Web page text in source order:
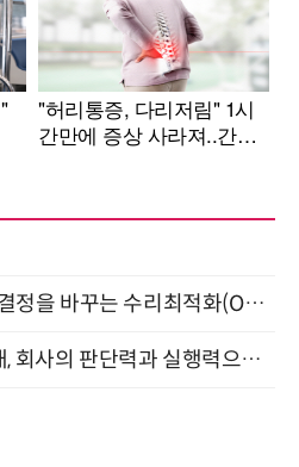
[올쇼TV] AI 시대의 의사결정을 바꾸는 수리최적화(Optimization) 소개 (8/20 생방송)
“문서에 묻힌 지식을 꺼내, 회사의 판단력과 실행력으로 바꾸다” (8/20)